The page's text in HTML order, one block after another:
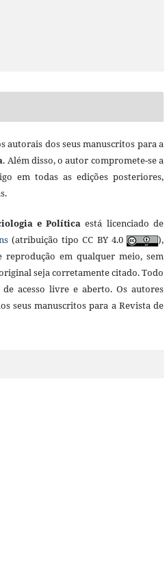
autorais dos seus manuscritos para a
. Além disso, o autor compromete-se a
em todas as edições posteriores,
e Política está licenciado de
(atribuição tipo CC BY 4.0
),
em qualquer meio, sem
seja corretamente citado. Todo
acesso livre e aberto. Os autores
seus manuscritos para a Revista de